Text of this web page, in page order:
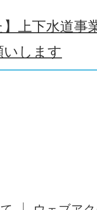
】上下水道
します